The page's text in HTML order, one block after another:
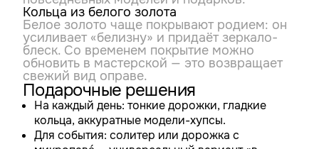
Кольца из белого золота
Белое золото чаще покрывают родием: он
усиливает «белизну» и придаёт зеркало-
блеск. Со временем покрытие можно
обновить в мастерской — это возвращает
свежий вид оправе.
Подарочные решения
На каждый день: тонкие дорожки, гладкие
кольца, аккуратные модели-хупсы.
Для события: солитер или дорожка с